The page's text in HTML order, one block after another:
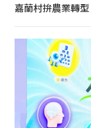
嘉蘭村拚農業轉